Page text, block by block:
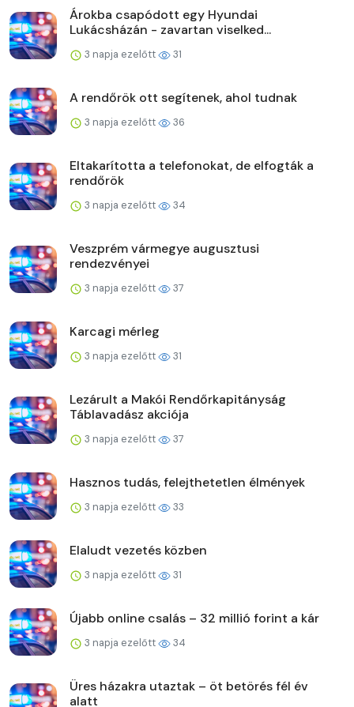
Árokba csapódott egy Hyundai
Lukácsházán - zavartan viselked...
3 napja ezelőtt 31
A rendőrök ott segítenek, ahol tudnak
3 napja ezelőtt 36
Eltakarította a telefonokat, de elfogták a
rendőrök
3 napja ezelőtt 34
Veszprém vármegye augusztusi
rendezvényei
3 napja ezelőtt 37
Karcagi mérleg
3 napja ezelőtt 31
Lezárult a Makói Rendőrkapitányság
Táblavadász akciója
3 napja ezelőtt 37
Hasznos tudás, felejthetetlen élmények
3 napja ezelőtt 33
Elaludt vezetés közben
3 napja ezelőtt 31
Újabb online csalás – 32 millió forint a kár
3 napja ezelőtt 34
Üres házakra utaztak – öt betörés fél év
alatt